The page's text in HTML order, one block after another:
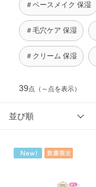
＃ベースメイク 保湿
＃毛穴ケア 保湿
＃クリーム 保湿
39点 （～点を表示）
並び順